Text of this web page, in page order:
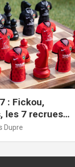
: Fickou,
les 7 recrues
Dupre